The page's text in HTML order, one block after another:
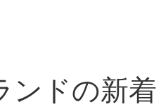
ンドの新